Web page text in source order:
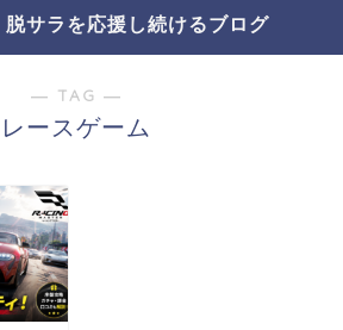
脱サラを応援し続けるブログ
― TAG ―
レースゲーム